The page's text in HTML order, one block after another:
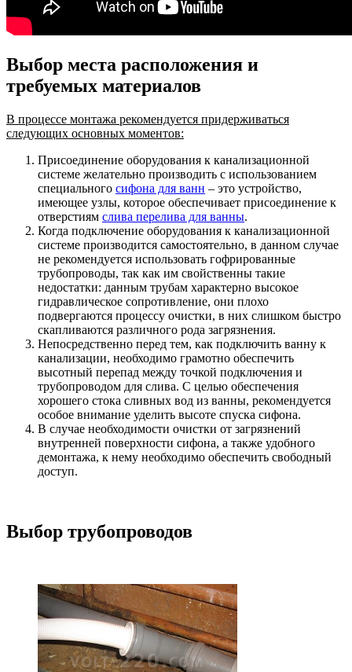
Выбор места расположения и
требуемых материалов
В процессе монтажа рекомендуется придерживаться
следующих основных моментов:
Присоединение оборудования к канализационной
системе желательно производить с использованием
специального сифона для ванн – это устройство,
имеющее узлы, которое обеспечивает присоединение к
отверстиям слива перелива для ванны.
Когда подключение оборудования к канализационной
системе производится самостоятельно, в данном случае
не рекомендуется использовать гофрированные
трубопроводы, так как им свойственны такие
недостатки: данным трубам характерно высокое
гидравлическое сопротивление, они плохо
подвергаются процессу очистки, в них слишком быстро
скапливаются различного рода загрязнения.
Непосредственно перед тем, как подключить ванну к
канализации, необходимо грамотно обеспечить
высотный перепад между точкой подключения и
трубопроводом для слива. С целью обеспечения
хорошего стока сливных вод из ванны, рекомендуется
особое внимание уделить высоте спуска сифона.
В случае необходимости очистки от загрязнений
внутренней поверхности сифона, а также удобного
демонтажа, к нему необходимо обеспечить свободный
доступ.
Выбор трубопроводов